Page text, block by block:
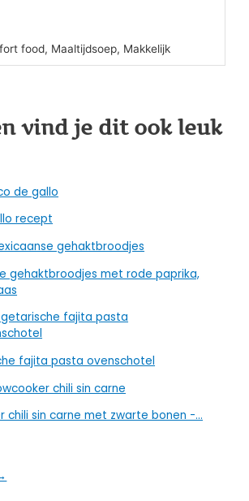
food, Maaltijdsoep, Makkelijk
vind je dit ook leuk
recept
gehaktbroodjes met rode paprika,
fajita pasta ovenschotel
chili sin carne met zwarte bonen -…